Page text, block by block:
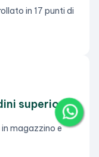
in 17 punti di
superiori
magazzino e